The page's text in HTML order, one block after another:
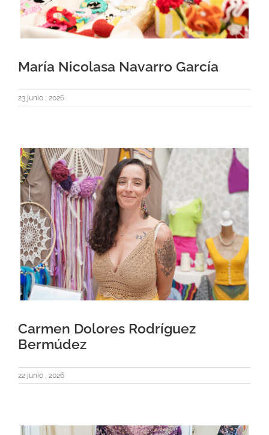
María Nicolasa Navarro García
23 junio , 2026
Carmen Dolores Rodríguez
Bermúdez
22 junio , 2026